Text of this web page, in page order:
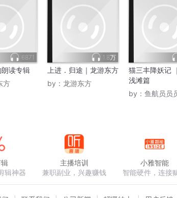
6871
读专辑
方
1.8万
上进．归途｜龙游东方
by： 龙游东方
猫三丰降妖记
浅滩篇
by： 鱼航员员
辑神器
主播培训
兼职副业，兴趣赚钱
小雅智能
智能硬件，连接